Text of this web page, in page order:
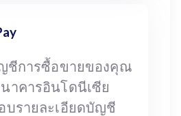
ญชีการซื้อขายของคุณ
าคารอินโดนีเซีย
บรายละเอียดบัญชี